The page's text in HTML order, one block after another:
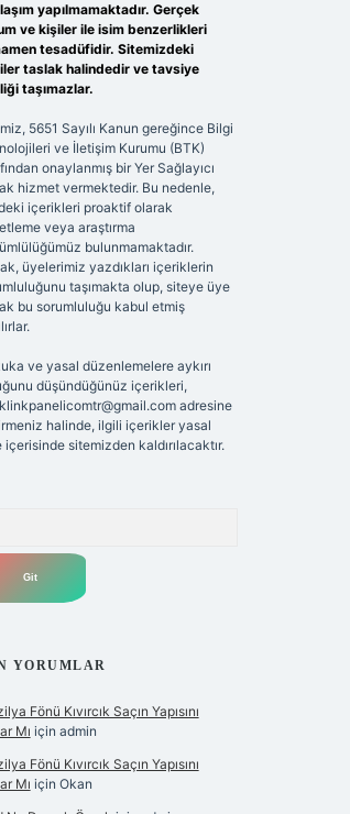
yapılmamaktadır. Gerçek
ve kişiler ile isim benzerlikleri
tesadüfidir. Sitemizdeki
taslak halindedir ve tavsiye
taşımazlar.
5651 Sayılı Kanun gereğince Bilgi
ve İletişim Kurumu (BTK)
onaylanmış bir Yer Sağlayıcı
hizmet vermektedir. Bu nedenle,
içerikleri proaktif olarak
veya araştırma
bulunmamaktadır.
üyelerimiz yazdıkları içeriklerin
taşımakta olup, siteye üye
bu sorumluluğu kabul etmiş
ve yasal düzenlemelere aykırı
düşündüğünüz içerikleri,
adresine
halinde, ilgili içerikler yasal
içerisinde sitemizden kaldırılacaktır.
YORUMLAR
Fönü Kıvırcık Saçın Yapısını
Mı için admin
Fönü Kıvırcık Saçın Yapısını
Mı için Okan